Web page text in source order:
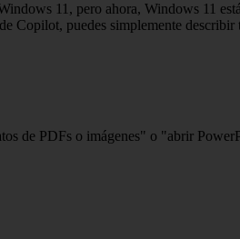
11, pero ahora, Windows 11
puedes simplemente describir
de PDFs o imágenes" o "abrir